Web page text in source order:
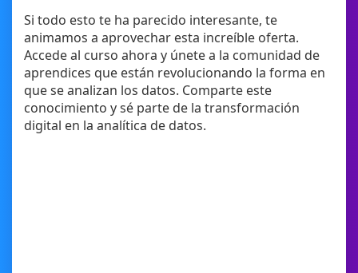
Si todo esto te ha parecido interesante, te
animamos a aprovechar esta increíble oferta.
Accede al curso ahora y únete a la comunidad de
aprendices que están revolucionando la forma en
que se analizan los datos. Comparte este
conocimiento y sé parte de la transformación
digital en la analítica de datos.